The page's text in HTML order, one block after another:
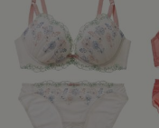
レッグウェア
ルームウェア